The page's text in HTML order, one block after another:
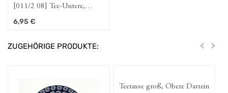
[011/2 08] Tee-Untere,
klein/Cappucchino, Untere
6,95€
ZUGEHÖRIGE PRODUKTE: Zurück
Teetasse groß, Obere Dattein